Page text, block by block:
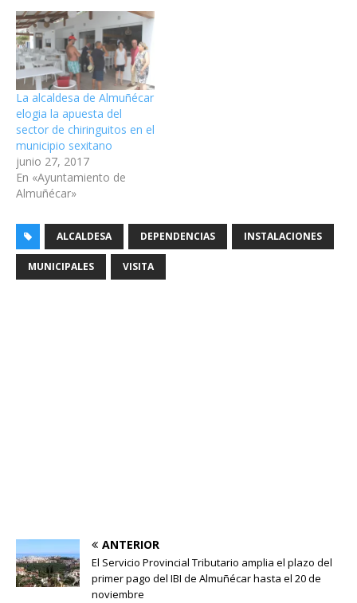
La alcaldesa de Almuñécar
elogia la apuesta del
sector de chiringuitos en el
municipio sexitano
junio 27, 2017
En «Ayuntamiento de
Almuñécar»
ALCALDESA DEPENDENCIAS INSTALACIONES
MUNICIPALES VISITA
ANTERIOR
El Servicio Provincial Tributario amplia el plazo del
primer pago del IBI de Almuñécar hasta el 20 de
noviembre